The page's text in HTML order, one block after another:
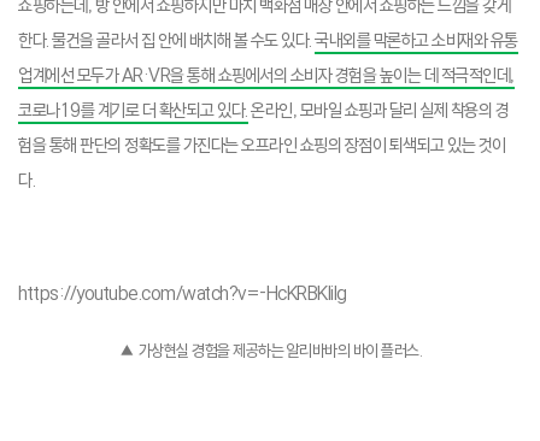
쇼핑하는데, 방 안에서 쇼핑하지만 마치 백화점 매장 안에서 쇼핑하는 느낌을 갖게
한다. 물건을 골라서 집 안에 배치해 볼 수도 있다.국내외를 막론하고 소비재와 유통
업계에선 모두가 AR·VR을 통해 쇼핑에서의 소비자 경험을 높이는 데 적극적인데,
코로나19를 계기로 더 확산되고 있다.온라인, 모바일 쇼핑과 달리 실제 착용의 경
험을 통해 판단의 정확도를 가진다는 오프라인 쇼핑의 장점이 퇴색되고 있는 것이
다.
https://youtube.com/watch?v=-HcKRBKlilg
▲ 가상현실 경험을 제공하는 알리바바의 바이 플러스.